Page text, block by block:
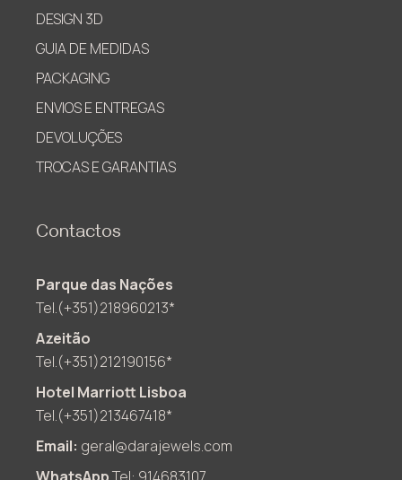
DESIGN 3D
GUIA DE MEDIDAS
PACKAGING
ENVIOS E ENTREGAS
DEVOLUÇÕES
TROCAS E GARANTIAS
Contactos
Parque das Nações
Tel.(+351)218960213*
Azeitão
Tel.(+351)212190156*
Hotel Marriott Lisboa
Tel.(+351)213467418*
Email: geral@darajewels.com